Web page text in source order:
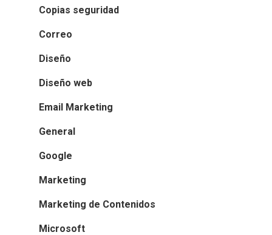
Copias seguridad
Correo
Diseño
Diseño web
Email Marketing
General
Google
Marketing
Marketing de Contenidos
Microsoft